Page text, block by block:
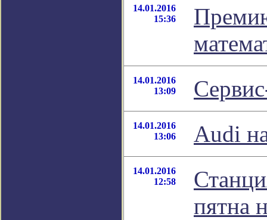
14.01.2016
15:36
14.01.2016
13:09
14.01.2016
13:06
Audi
14.01.2016
12:58
пятна